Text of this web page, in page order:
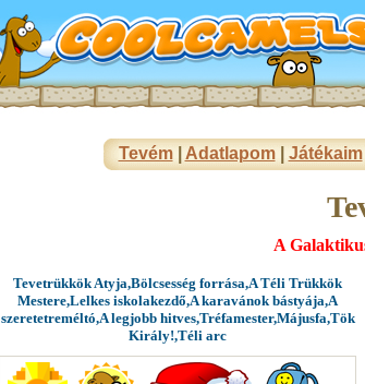
Tevém| Adatlapom| Játékaim|
A
Tevetrükkök Atyja,Bölcsesség forrása,A Téli Trükkök
Mestere,Lelkes iskolakezdő,A karavánok bástyája,A
szeretetreméltó,A legjobb hitves,Tréfamester,Májusfa,Tök
Király!,Téli arc